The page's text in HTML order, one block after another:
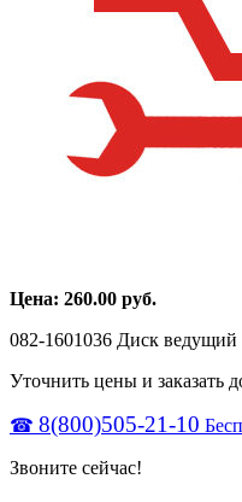
Цена: 260.00 руб.
082-1601036 Диск ведущий
Уточнить цены и заказать
☎ 8(800)505-21-10
Звоните сейчас!